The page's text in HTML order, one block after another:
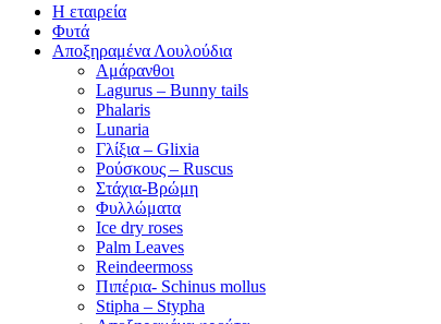
Η εταιρεία
Φυτά
Αποξηραμένα Λουλούδια
Αμάρανθοι
Lagurus – Bunny tails
Phalaris
Lunaria
Γλίξια – Glixia
Ρούσκους – Ruscus
Στάχια-Βρώμη
Φυλλώματα
Ice dry roses
Palm Leaves
Reindeermoss
Πιπέρια- Schinus mollus
Stipha – Stypha